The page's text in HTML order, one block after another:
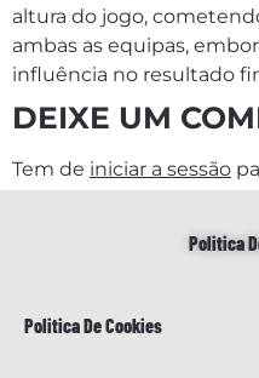
altura do jogo,
ambas as equipas,
influência no resultado
DEIXE UM
Tem de iniciar a sessão
Politica
Politica De Cookies